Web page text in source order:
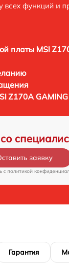
всех функций и
платы MSI
Z170A
заявку
c политикой
Гарантия